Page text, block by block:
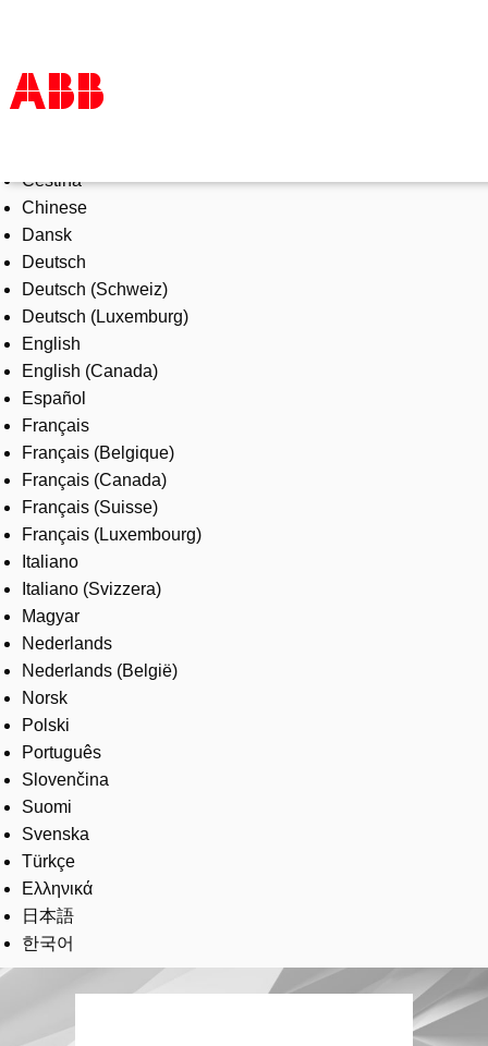
Products & Solutions
Industries
Services
About us
Where to buy
Contact us
Careers
Čeština
Chinese
Dansk
Deutsch
Deutsch (Schweiz)
Deutsch (Luxemburg)
English
English (Canada)
Español
Français
Français (Belgique)
Français (Canada)
Français (Suisse)
Français (Luxembourg)
Italiano
Italiano (Svizzera)
Magyar
Nederlands
Nederlands (België)
Norsk
Polski
Português
Slovenčina
Suomi
Svenska
Türkçe
Ελληνικά
日本語
한국어